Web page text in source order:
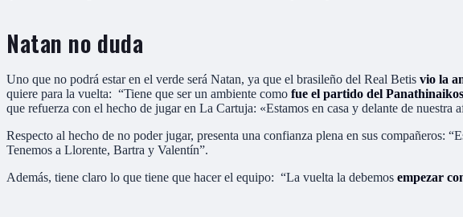
Natan no duda
Uno que no podrá estar en el verde será Natan, ya que el brasileño del Real Betis vio la
quiere para la vuelta: “Tiene que ser un ambiente como fue el partido del Panathinaikos
que refuerza con el hecho de jugar en La Cartuja: «Estamos en casa y delante de nuestra
Respecto al hecho de no poder jugar, presenta una confianza plena en sus compañeros:
Tenemos a Llorente, Bartra y Valentín”.
Además, tiene claro lo que tiene que hacer el equipo: “La vuelta la debemos empezar